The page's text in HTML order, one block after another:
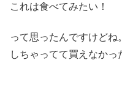
これは食べてみたい！
って思ったんですけどね
しちゃってて買えなかっ